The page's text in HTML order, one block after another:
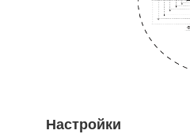
Настройки